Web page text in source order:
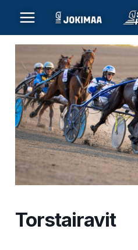
sisältöön
Torstairavit